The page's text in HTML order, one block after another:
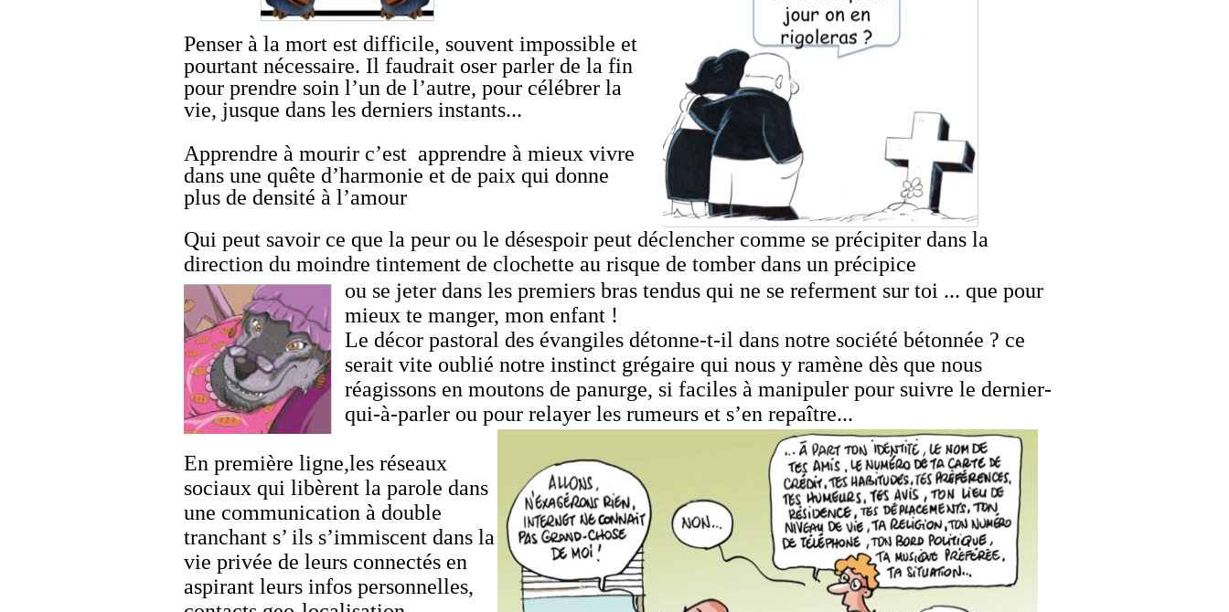
Penser à la mort est difficile, souvent impossible et
pourtant nécessaire. Il faudrait oser parler de la fin
pour prendre soin l’un de l’autre, pour célébrer la
vie, jusque dans les derniers instants...
Apprendre à mourir c’est apprendre à mieux vivre
dans une quête d’harmonie et de paix qui donne
plus de densité à l’amour
ou se jeter dans les premiers bras tendus qui ne se referment sur toi ... que pour
mieux te manger, mon enfant !
Le décor pastoral des évangiles détonne-t-il dans notre société bétonnée ? ce
serait vite oublié notre instinct grégaire qui nous y ramène dès que nous
réagissons en moutons de panurge, si faciles à manipuler pour suivre le dernier-
qui-à-parler ou pour relayer les rumeurs et s’en repaître...
Qui peut savoir ce que la peur ou le désespoir peut déclencher comme se précipiter dans la
direction du moindre tintement de clochette au risque de tomber dans un précipice
En première ligne,les réseaux
sociaux qui libèrent la parole dans
une communication à double
tranchant s’ ils s’immiscent dans la
vie privée de leurs connectés en
aspirant leurs infos personnelles,